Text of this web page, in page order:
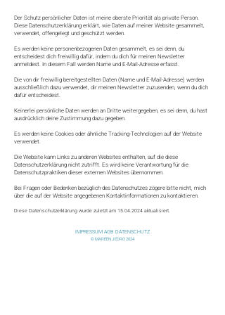
Der Schutz persönlicher Daten ist meine oberste Priorität als private Person.
Diese Datenschutzerklärung erklärt, wie Daten auf meiner Website gesammelt,
verwendet, offengelegt und geschützt werden.
Es werden keine personenbezogenen Daten gesammelt, es sei denn, du
entscheidest dich freiwillig dafür, indem du dich für meinen Newsletter
anmeldest. In diesem Fall werden Name und E-Mail-Adresse erfasst.
Die von dir freiwillig bereitgestellten Daten (Name und E-Mail-Adresse) werden
ausschließlich dazu verwendet, dir meinen Newsletter zuzusenden, wenn du dich
dafür entscheidest.
Keinerlei persönliche Daten werden an Dritte weitergegeben, es sei denn, du hast
ausdrücklich deine Zustimmung dazu gegeben.
Es werden keine Cookies oder ähnliche Tracking-Technologien auf der Website
verwendet.
Die Website kann Links zu anderen Websites enthalten, auf die diese
Datenschutzerklärung nicht zutrifft. Es wird keine Verantwortung für die
Datenschutzpraktiken dieser externen Websites übernommen.
Bei Fragen oder Bedenken bezüglich des Datenschutzes zögere bitte nicht, mich
über die auf der Website angegebenen Kontaktinformationen zu kontaktieren.
Diese Datenschutzerklärung wurde zuletzt am 15.04.2024 aktualisiert.
IMPRESSUM AGB DATENSCHUTZ
© MAREEN JEDRO 2024